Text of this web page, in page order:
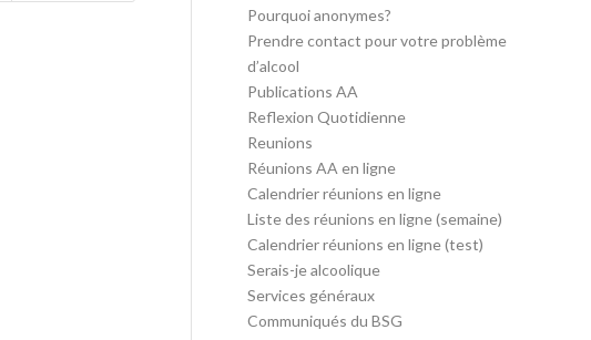
Pourquoi anonymes?
Prendre contact pour votre problème
d’alcool
Publications AA
Reflexion Quotidienne
Reunions
Réunions AA en ligne
Calendrier réunions en ligne
Liste des réunions en ligne (semaine)
Calendrier réunions en ligne (test)
Serais-je alcoolique
Services généraux
Communiqués du BSG